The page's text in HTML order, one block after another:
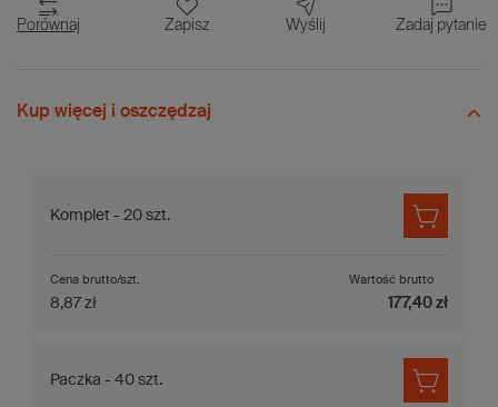
Porównaj Zapisz Wyślij Zadaj pytanie
Kup więcej i oszczędzaj
Komplet - 20 szt.
Cena brutto/szt.
8,87 zł
Wartość brutto
177,40 zł
Paczka - 40 szt.